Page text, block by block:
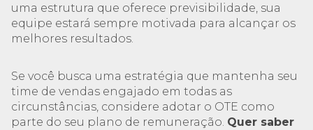
uma estrutura que oferece previsibilidade, sua
equipe estará sempre motivada para alcançar os
melhores resultados.
Se você busca uma estratégia que mantenha seu
time de vendas engajado em todas as
circunstâncias, considere adotar o OTE como
parte do seu plano de remuneração. Quer saber